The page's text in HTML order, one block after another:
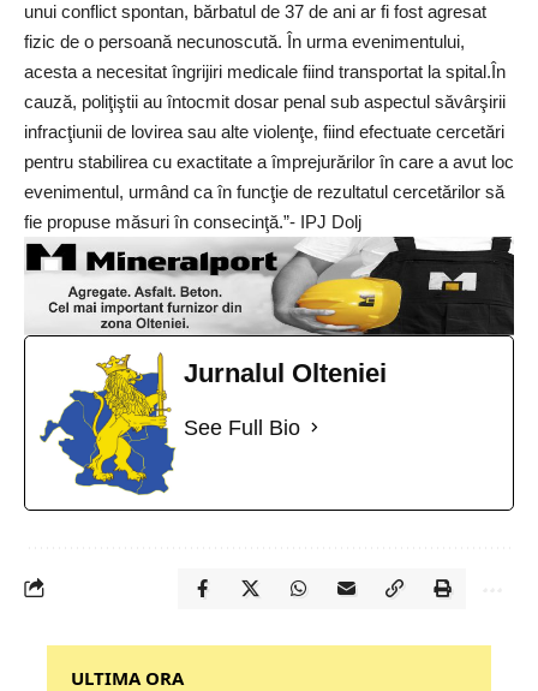
unui conflict spontan, bărbatul de 37 de ani ar fi fost agresat
fizic de o persoană necunoscută. În urma evenimentului,
acesta a necesitat îngrijiri medicale fiind transportat la spital.În
cauză, poliţiştii au întocmit dosar penal sub aspectul săvârşirii
infracţiunii de lovirea sau alte violenţe, fiind efectuate cercetări
pentru stabilirea cu exactitate a împrejurărilor în care a avut loc
evenimentul, urmând ca în funcţie de rezultatul cercetărilor să
fie propuse măsuri în consecinţă.”- IPJ Dolj
Jurnalul Olteniei
See Full Bio
‎‎‎‎‎‎‎ULTIMA ORA